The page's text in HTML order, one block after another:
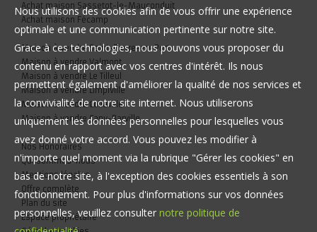
Achat maison Sassetot-le-Mauconduit
Achat maison Fécamp
Maison à vendre Saint-Pierre-en-Port
Maison à vendre Valmont
Maison à vendre Le Tilleul
Maison à vendre Limpiville
Maison à vendre Colleville
Maison à vendre Cany-Barville
Nos Honoraires
Qui sommes-nous
Mentions légales
Offre complète
Plan du site
Espace propriétaire
Nous utilisons des cookies afin de vous offrir une expérience
optimale et une communication pertinente sur notre site.
Grace à ces technologies, nous pouvons vous proposer du
contenu en rapport avec vos centres d'intérêt. Ils nous
permettent également d'améliorer la qualité de nos services et
la convivialité de notre site internet. Nous utiliserons
uniquement les données personnelles pour lesquelles vous
avez donné votre accord. Vous pouvez les modifier à
n'importe quel moment via la rubrique "Gérer les cookies" en
bas de notre site, à l'exception des cookies essentiels à son
fonctionnement. Pour plus d'informations sur vos données
personnelles, veuillez consulter notre politique de